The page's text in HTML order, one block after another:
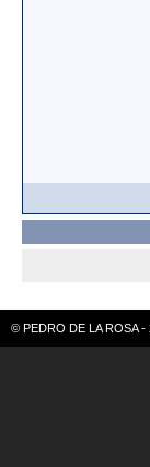
© PEDRO DE LA ROSA -